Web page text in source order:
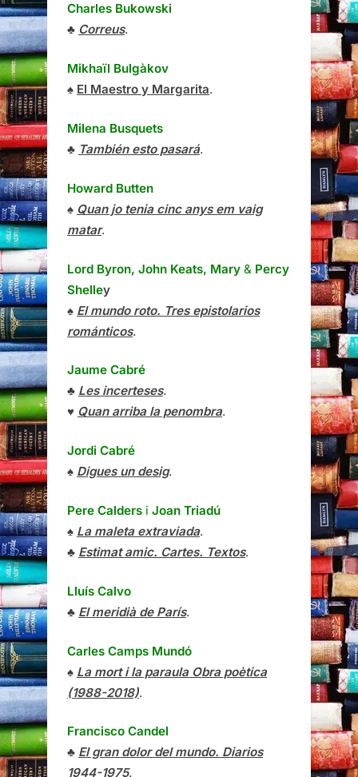
Charles Bukowski
♣ Correus.
Mikhaïl Bulgàkov
♠ El Maestro y Margarita.
Milena Busquets
♣ También esto pasará.
Howard Butten
♠ Quan jo tenia cinc anys em vaig
matar.
Lord Byron, John Keats, Mary & Percy
Shelley
♠ El mundo roto. Tres epistolarios
románticos.
Jaume Cabré
♣ Les incerteses.
♥ Quan arriba la penombra.
Jordi Cabré
♠ Digues un desig.
Pere Calders i Joan Triadú
♠ La maleta extraviada.
♣ Estimat amic. Cartes. Textos.
Lluís Calvo
♣ El meridià de París.
Carles Camps Mundó
♠ La mort i la paraula Obra poètica
(1988-2018).
Francisco Candel
♣ El gran dolor del mundo. Diarios
1944-1975.